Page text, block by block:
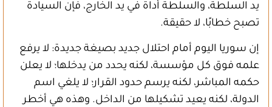
يد السلطة، والسلطة أداة في يد الخارج، فإن السيادة
تصبح خطابًا، لا حقيقة.
إن سوريا اليوم أمام احتلال جديد بصيغة جديدة: لا يرفع
علمه فوق كل مؤسسة، لكنه يحدد من يدخلها؛ لا يعلن
حكمه المباشر، لكنه يرسم حدود القرار؛ لا يلغي اسم
الدولة، لكنه يعيد تشكيلها من الداخل. وهذه هي أخطر